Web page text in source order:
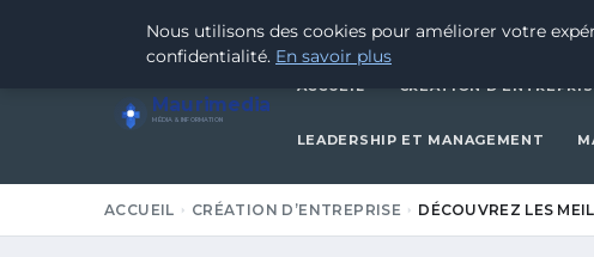
24 JUIN 2026
Maurimedia
MÉDIA & INFORMATION
ACCUEIL CRÉATION
LEADERSHIP ET MANAGEMENT
ACCUEIL CRÉATION D’ENTREPRISE DÉCOUVREZ LES
Nous utilisons des cookies pour améliorer votre
confidentialité. En savoir plus